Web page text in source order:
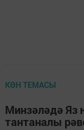
КӨН ТЕМАСЫ
Минзәләдә Яз
тантаналы